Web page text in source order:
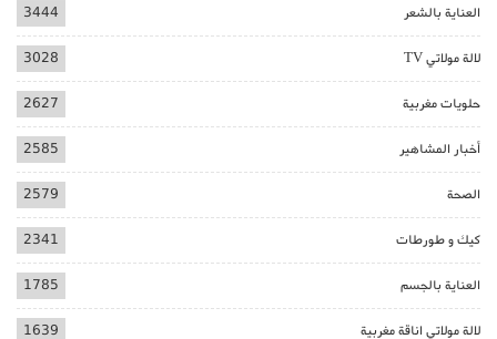
العناية بالشعر 3444
لالة مولاتي TV 3028
حلويات مغربية 2627
أخبار المشاهير 2585
الصحة 2579
كيك و طورطات 2341
العناية بالجسم 1785
لالة مولاتي اناقة مغربية 1639